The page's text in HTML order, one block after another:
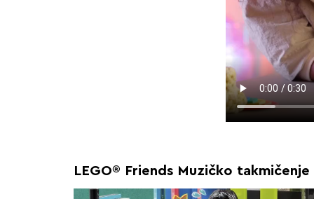
LEGO® Friends Muzičko